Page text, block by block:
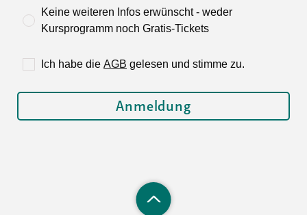
Keine weiteren Infos erwünscht - weder
Kursprogramm noch Gratis-Tickets
Ich habe die AGB gelesen und stimme zu.